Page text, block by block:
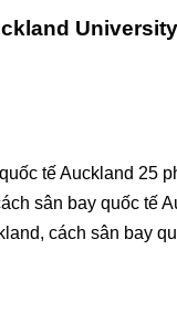
tế Auckland 25
sân bay quốc tế
cách sân bay